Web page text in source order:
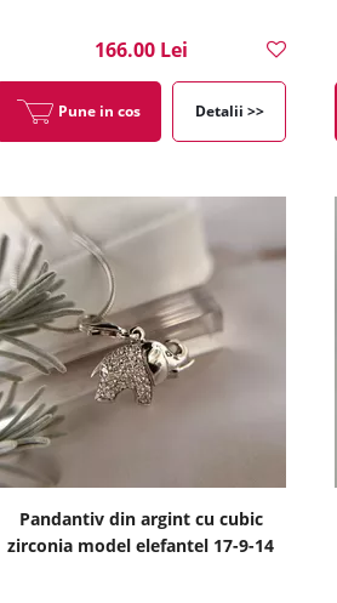
166.00 Lei
Pune in cos Detalii >>
Pandantiv din argint cu cubic
zirconia model elefantel 17-9-14